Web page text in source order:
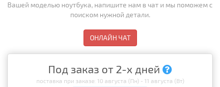
Вашей моделью ноутбука, напишите нам в чат и мы поможем с
поиском нужной детали.
ОНЛАЙН ЧАТ
Под заказ от 2-х дней
поставка при заказе: 10 августа (Пн) - 11 августа (Вт)